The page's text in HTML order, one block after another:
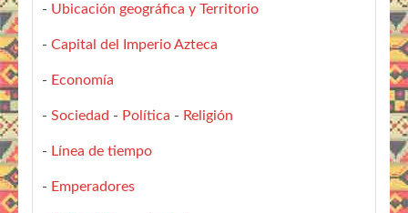
- Ubicación geográfica y Territorio
- Capital del Imperio Azteca
- Economía
- Sociedad - Política - Religión
- Línea de tiempo
- Emperadores